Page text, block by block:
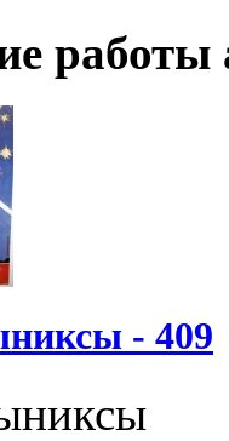
работы
- 409